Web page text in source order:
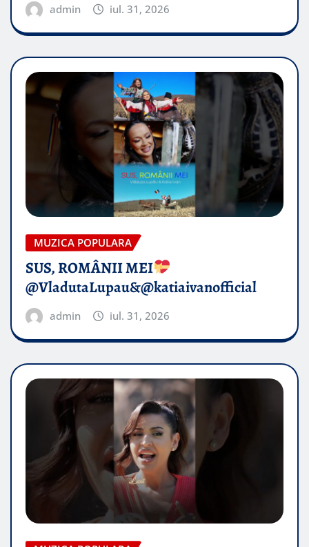
admin iul. 31, 2026
MUZICA POPULARA
SUS, ROMÂNII MEI
@VladutaLupau&@katiaivanofficial
admin iul. 31, 2026